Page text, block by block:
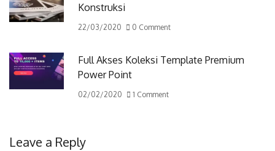
Konstruksi
22/03/2020 0 Comment
Full Akses Koleksi Template Premium
Power Point
02/02/2020 1 Comment
Leave a Reply